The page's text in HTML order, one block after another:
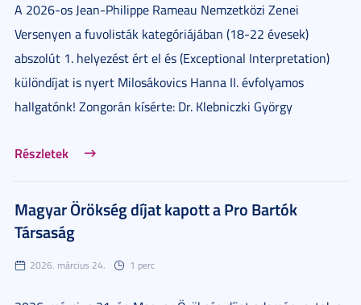
A 2026-os Jean-Philippe Rameau Nemzetközi Zenei
Versenyen a fuvolisták kategóriájában (18-22 évesek)
abszolút 1. helyezést ért el és (Exceptional Interpretation)
különdíjat is nyert Milosákovics Hanna II. évfolyamos
hallgatónk! Zongorán kísérte: Dr. Klebniczki György
Részletek
Magyar Örökség díjat kapott a Pro Bartók
Társaság
2026. március 24. 1 perc